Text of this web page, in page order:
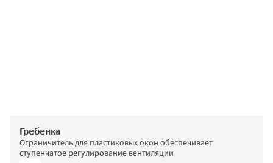
Гребенка
Ограничитель для пластиковых окон обеспечивает
ступенчатое регулирование вентиляции